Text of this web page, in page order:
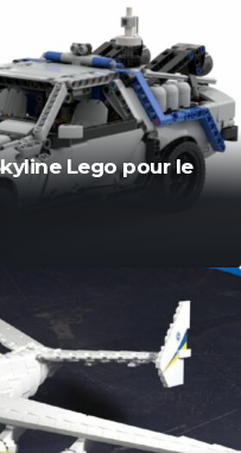
Lego pour le